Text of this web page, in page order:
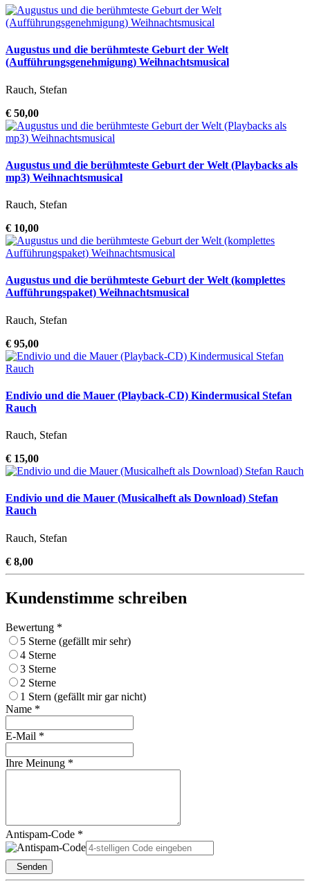
Augustus und die berühmteste Geburt der Welt
(Aufführungsgenehmigung) Weihnachtsmusical
Rauch, Stefan
€ 50,00
Augustus und die berühmteste Geburt der Welt (Playbacks als
mp3) Weihnachtsmusical
Rauch, Stefan
€ 10,00
Augustus und die berühmteste Geburt der Welt (komplettes
Aufführungspaket) Weihnachtsmusical
Rauch, Stefan
€ 95,00
Endivio und die Mauer (Playback-CD) Kindermusical Stefan
Rauch
Rauch, Stefan
€ 15,00
Endivio und die Mauer (Musicalheft als Download) Stefan
Rauch
Rauch, Stefan
€ 8,00
Kundenstimme schreiben
Bewertung *
5 Sterne (gefällt mir sehr)
4 Sterne
3 Sterne
2 Sterne
1 Stern (gefällt mir gar nicht)
Name *
E-Mail *
Ihre Meinung *
Antispam-Code *
Senden